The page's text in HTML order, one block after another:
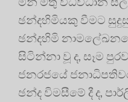
ඡන්දහිමියකු වීමට
ඡන්දහිමි
සිටින්නා වූ ද, සෑම
ජනරජයේ
ඡන්ද විමසීමේ දී ද,